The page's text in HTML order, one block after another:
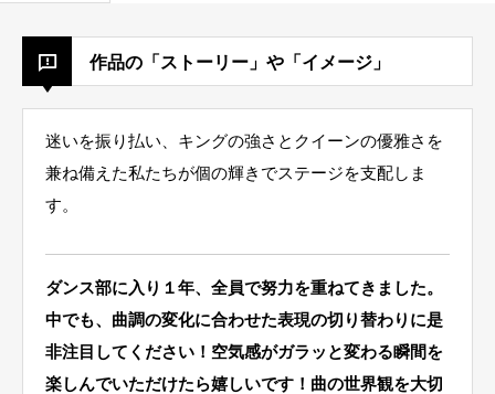
作品の「ストーリー」や「イメージ」
迷いを振り払い、キングの強さとクイーンの優雅さを
兼ね備えた私たちが個の輝きでステージを支配しま
す。
ダンス部に入り１年、全員で努力を重ねてきました。
中でも、曲調の変化に合わせた表現の切り替わりに是
非注目してください！空気感がガラッと変わる瞬間を
楽しんでいただけたら嬉しいです！曲の世界観を大切